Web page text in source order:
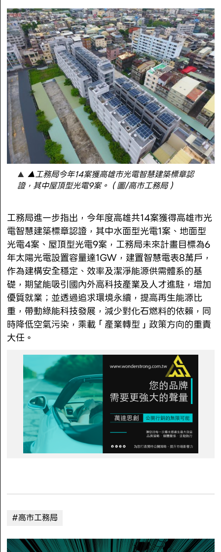
▲工務局今年14案獲高雄市光電智慧建築標章認
證，其中屋頂型光電9案。（圖/高市工務局）
工務局進一步指出，今年度高雄共14案獲得高雄市光
電智慧建築標章認證，其中水面型光電1案、地面型
光電4案、屋頂型光電9案，工務局未來計畫目標為6
年太陽光電設置容量達1GW，建置智慧電表8萬戶，
作為建構安全穩定、效率及潔淨能源供需體系的基
礎，期望能吸引國內外高科技產業及人才進駐，增加
優質就業；並透過追求環境永續，提高再生能源比
重，帶動綠能科技發展，減少對化石燃料的依賴，同
時降低空氣污染，乘載「產業轉型」政策方向的重責
大任。
#高市工務局